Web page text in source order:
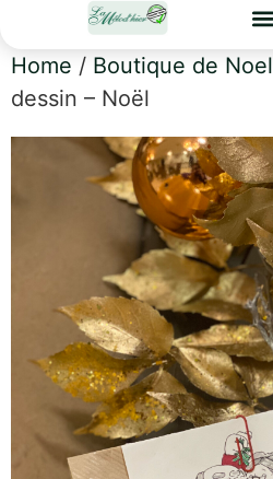
Home / Boutique de Noel
dessin – Noël